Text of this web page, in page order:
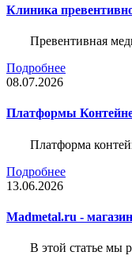
Клиника
Превентивная
Подробнее
08.07.2026
Платформы
Платформа
Подробнее
13.06.2026
Madmetal.ru -
В этой статье мы